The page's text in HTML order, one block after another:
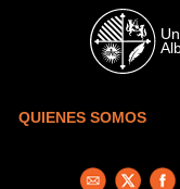
Skip to main content
QUIENES SOMOS